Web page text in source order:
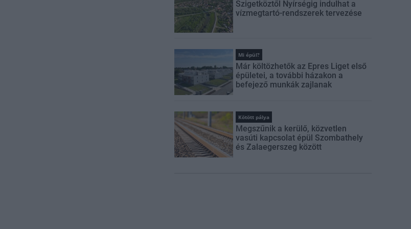
Szigetköztől Nyírségig indulhat a
vízmegtartó-rendszerek tervezése
Mi épül?
Már költözhetők az Epres Liget első
épületei, a további házakon a
befejező munkák zajlanak
Kötött pálya
Megszűnik a kerülő, közvetlen
vasúti kapcsolat épül Szombathely
és Zalaegerszeg között